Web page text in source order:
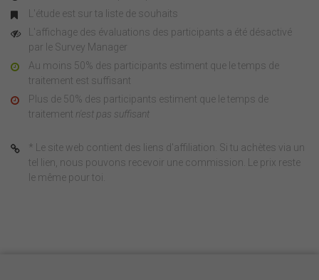
L'étude est sur ta liste de souhaits
L'affichage des évaluations des participants a été désactivé
par le Survey Manager
Au moins 50% des participants estiment que le temps de
traitement est suffisant
Plus de 50% des participants estiment que le temps de
traitement n'est pas suffisant
* Le site web contient des liens d'affiliation. Si tu achètes via un
tel lien, nous pouvons recevoir une commission. Le prix reste
le même pour toi.